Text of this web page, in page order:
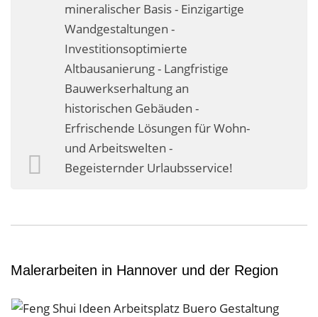
Premium-Lösungen
Meine gute Empfehlung
Arbeitsbühne mieten
Heyse Lifestyle
Kontakt
Navigation schließen
mineralischer Basis - Einzigartige
Wandgestaltungen -
Investitionsoptimierte
Altbausanierung - Langfristige
Bauwerkserhaltung an
historischen Gebäuden -
Erfrischende Lösungen für Wohn-
und Arbeitswelten -
Begeisternder Urlaubsservice!
Malerarbeiten in Hannover und der Region